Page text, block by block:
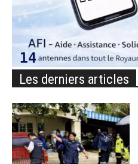
Les derniers articles